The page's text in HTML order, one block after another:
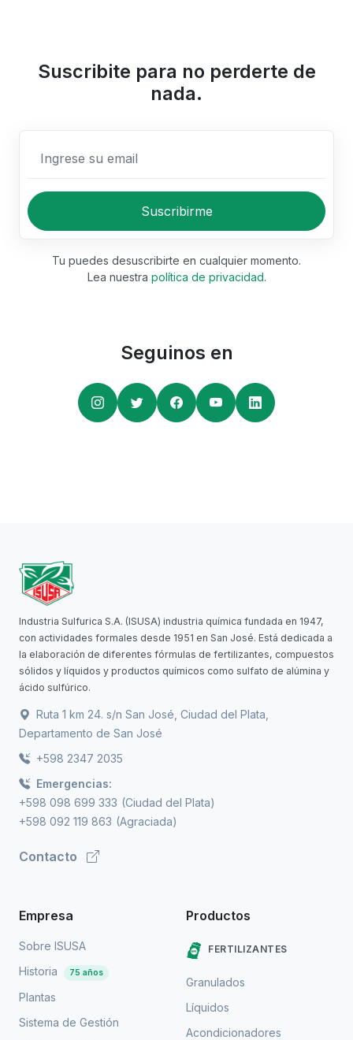
Suscribite para no perderte de
nada.
Suscribirme
Tu puedes desuscribirte en cualquier momento.
Lea nuestra política de privacidad.
Seguinos en
Industria Sulfurica S.A. (ISUSA) industria química fundada en 1947,
con actividades formales desde 1951 en San José. Está dedicada a
la elaboración de diferentes fórmulas de fertilizantes, compuestos
sólidos y líquidos y productos químicos como sulfato de alúmina y
ácido sulfúrico.
Ruta 1 km 24. s/n San José, Ciudad del Plata,
Departamento de San José
+598 2347 2035
Emergencias:
+598 098 699 333 (Ciudad del Plata)
+598 092 119 863 (Agraciada)
Contacto
Empresa
Sobre ISUSA
Historia
75 años
Plantas
Sistema de Gestión
Productos
FERTILIZANTES
Granulados
Líquidos
Acondicionadores